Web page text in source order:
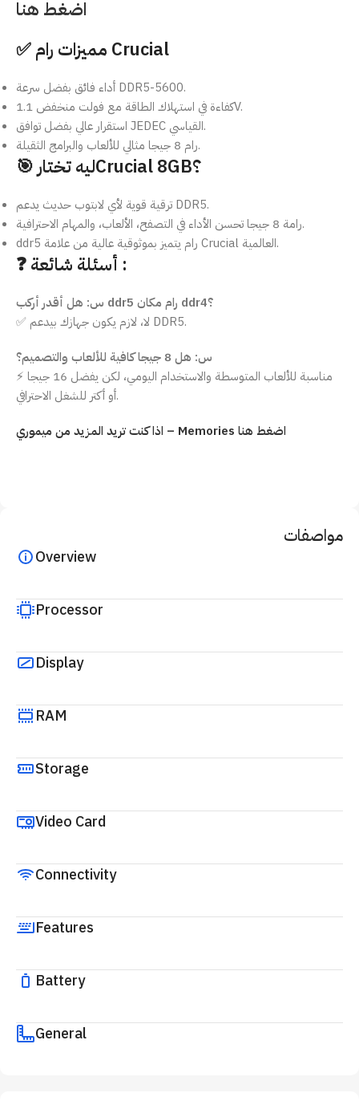
✅ مميزات رام Crucial
أداء فائق بفضل سرعة DDR5-5600.
كفاءة في استهلاك الطاقة مع فولت منخفض 1.1V.
استقرار عالي بفضل توافق JEDEC القياسي.
رام 8 جيجا مثالي للألعاب والبرامج الثقيلة.
🎯 ليه تختارCrucial 8GB؟
ترقية قوية لأي لابتوب حديث يدعم DDR5.
رامة 8 جيجا تحسن الأداء في التصفح، الألعاب، والمهام الاحترافية.
ddr5 رام يتميز بموثوقية عالية من علامة Crucial العالمية.
❓ أسئلة شائعة :
س: هل أقدر أركب ddr5 رام مكان ddr4؟
✅ لا، لازم يكون جهازك بيدعم DDR5.
س: هل 8 جيجا كافية للألعاب والتصميم؟
⚡ مناسبة للألعاب المتوسطة والاستخدام اليومي، لكن يفضل 16 جيجا
أو أكتر للشغل الاحترافي.
مواصفات
Overview
Processor
Display
RAM
Storage
Video Card
Connectivity
Features
Battery
General